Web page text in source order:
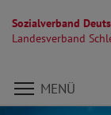
Sozialverband
Landesverband
Direkt zu den
MENÜ